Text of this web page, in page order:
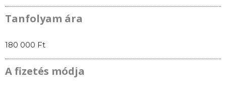
Tanfolyam ára
180 000 Ft
A fizetés módja